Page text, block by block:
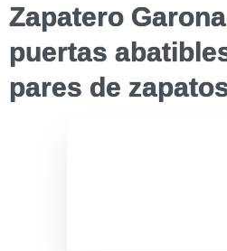
Zapatero
puertas
pares de